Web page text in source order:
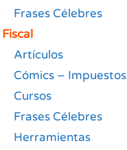
Frases Célebres
Fiscal
Artículos
Cómics – Impuestos
Cursos
Frases Célebres
Herramientas